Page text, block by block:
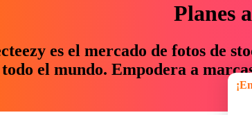
Planes
es el mercado de fotos de
el mundo. Empodera a
¡En